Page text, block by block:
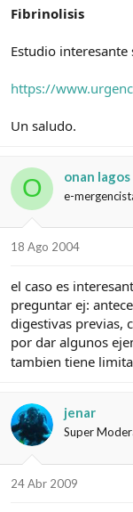
Fibrinolisis
Estudio
https://
Un saludo.
O onan
e-
18 Ago 2004
el caso es
preguntar ej:
digestivas previas,
por dar algunos
tambien tiene
jenar
Super
24 Abr 2009